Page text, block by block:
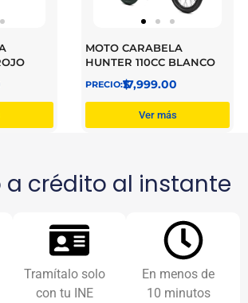
MOTO CARABELA
HUNTER 110CC BLANCO
$
17,999.00
Ver más
a crédito al instante
Tramítalo solo
con tu INE
En menos de
10 minutos